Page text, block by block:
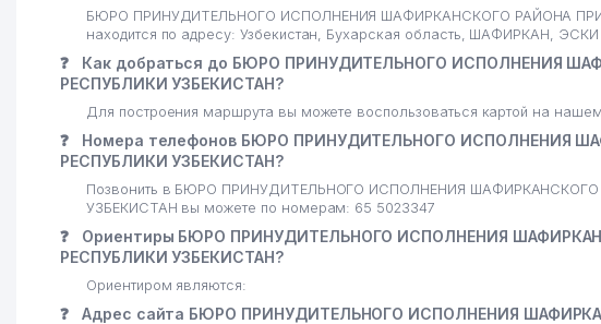
БЮРО ПРИНУДИТЕЛЬНОГО ИСПОЛНЕНИЯ ШАФИРКАНСКОГО РАЙОНА ПРИ
находится по адресу: Узбекистан, Бухарская область, ШАФИРКАН,
❓
Как добраться до БЮРО ПРИНУДИТЕЛЬНОГО ИСПОЛНЕНИЯ
РЕСПУБЛИКИ УЗБЕКИСТАН?
Для построения маршрута вы можете воспользоваться картой на
❓
Номера телефонов БЮРО ПРИНУДИТЕЛЬНОГО ИСПОЛНЕНИЯ
РЕСПУБЛИКИ УЗБЕКИСТАН?
Позвонить в БЮРО ПРИНУДИТЕЛЬНОГО ИСПОЛНЕНИЯ
УЗБЕКИСТАН вы можете по номерам: 65 5023347
❓
Ориентиры БЮРО ПРИНУДИТЕЛЬНОГО ИСПОЛНЕНИЯ
РЕСПУБЛИКИ УЗБЕКИСТАН?
Ориентиром являются:
❓
Адрес сайта БЮРО ПРИНУДИТЕЛЬНОГО ИСПОЛНЕНИЯ